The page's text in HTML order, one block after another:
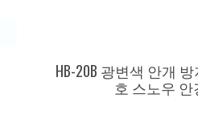
HB-20B 광변색 안개 방
호 스노우 안